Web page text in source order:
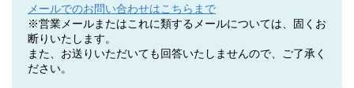
メールでのお問い合わせはこちらまで
※営業メールまたはこれに類するメールについては、固くお
断りいたします。
また、お送りいただいても回答いたしませんので、ご了承く
ださい。